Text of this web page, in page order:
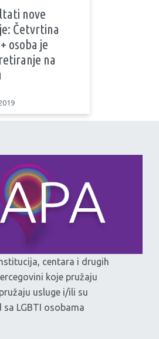
nove
Četvrtina
osoba je
na
centara i drugih
koje pružaju
usluge i/ili su
LGBTI osobama